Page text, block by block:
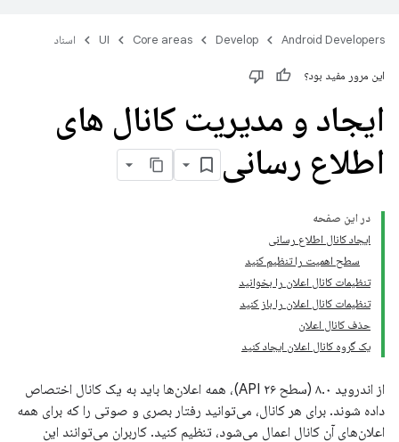
Android Developers
Develop
Core areas
UI اسناد
این مرور مفید بود؟
ایجاد و مدیریت کانال های
اطلاع رسانی
در این صفحه
ایجاد کانال اطلاع رسانی
سطح اهمیت را تنظیم کنید
تنظیمات کانال اعلان را بخوانید
تنظیمات کانال اعلان را باز کنید
حذف کانال اعلان
یک گروه کانال اعلان ایجاد کنید
از اندروید ۸.۰ (سطح API ۲۶)، همه اعلان‌ها باید به یک کانال اختصاص
داده شوند. برای هر کانال، می‌توانید رفتار بصری و صوتی را که برای همه
اعلان‌های آن کانال اعمال می‌شود، تنظیم کنید. کاربران می‌توانند این